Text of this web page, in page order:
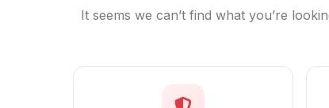
It seems we can’t find what you’re